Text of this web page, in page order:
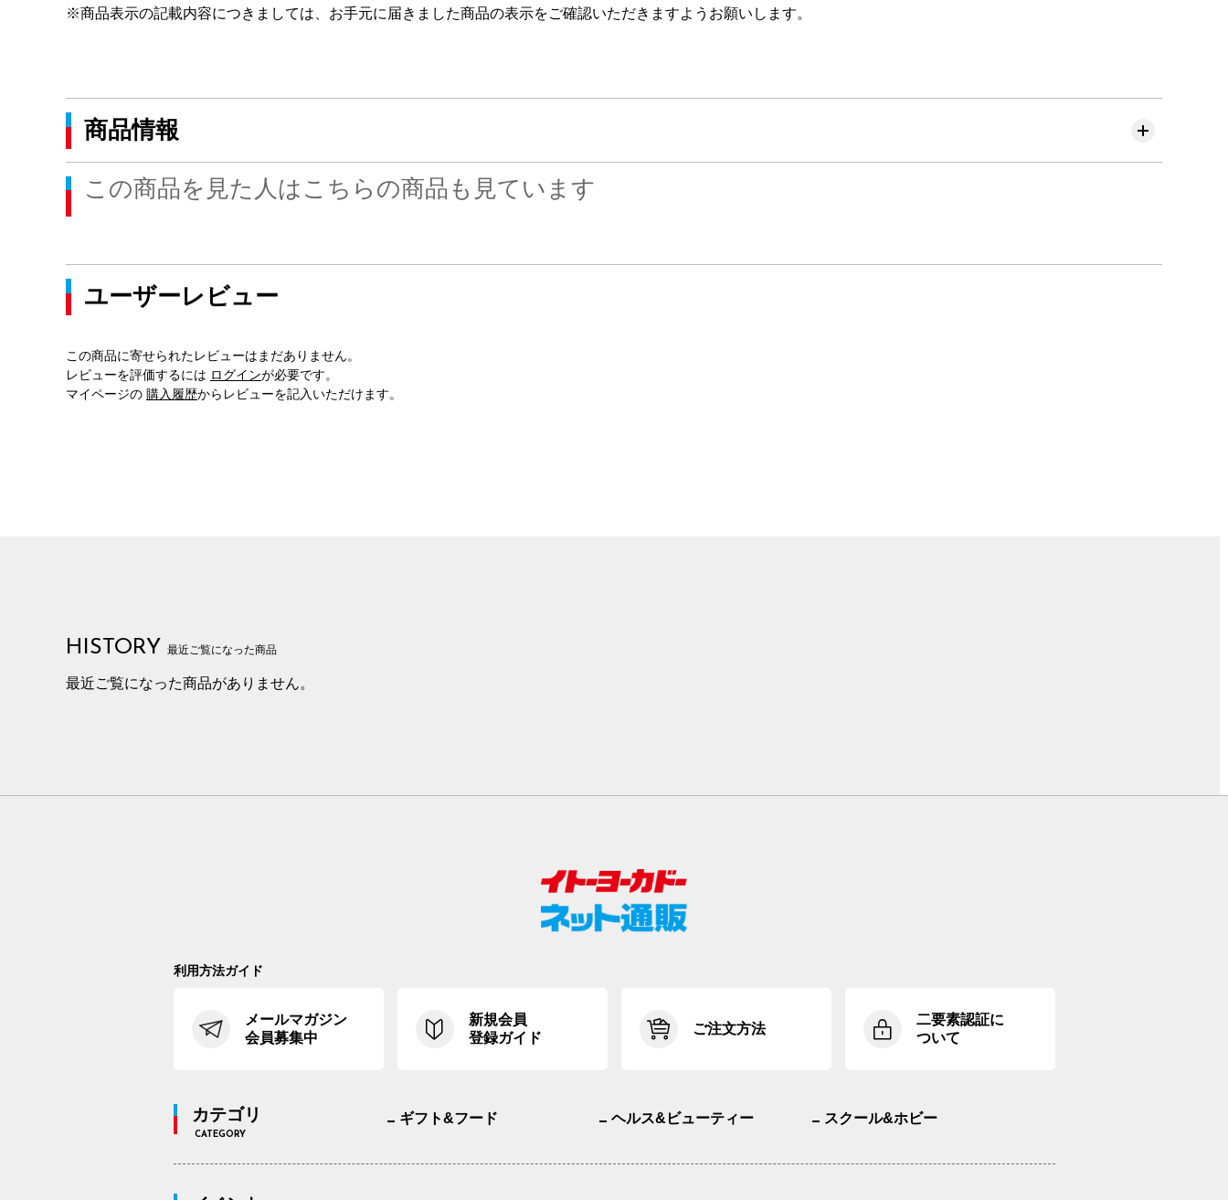
※商品表示の記載内容につきましては、お手元に届きました商品の表示をご確認いただきますようお願いします。
商品情報
この商品を見た人はこちらの商品も見ています
ユーザーレビュー
この商品に寄せられたレビューはまだありません。
レビューを評価するには ログインが必要です。
マイページの 購入履歴からレビューを記入いただけます。
HISTORY 最近ご覧になった商品
最近ご覧になった商品がありません。
利用方法ガイド
メールマガジン
会員募集中
新規会員
登録ガイド
ご注文方法
二要素認証に
ついて
カテゴリ
CATEGORY
ギフト&フード ヘルス&ビューティー スクール&ホビー